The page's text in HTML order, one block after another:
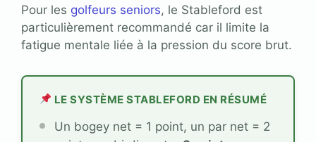
Pour les golfeurs seniors, le Stableford est
particulièrement recommandé car il limite la
fatigue mentale liée à la pression du score brut.
LE SYSTÈME STABLEFORD EN RÉSUMÉ
Un bogey net = 1 point, un par net = 2